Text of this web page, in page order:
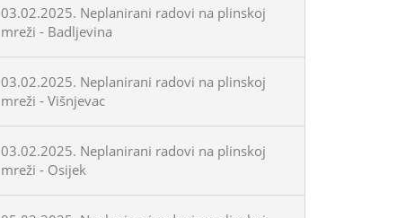
03.02.2025. Neplanirani radovi na plinskoj
mreži - Badljevina
03.02.2025. Neplanirani radovi na plinskoj
mreži - Višnjevac
03.02.2025. Neplanirani radovi na plinskoj
mreži - Osijek